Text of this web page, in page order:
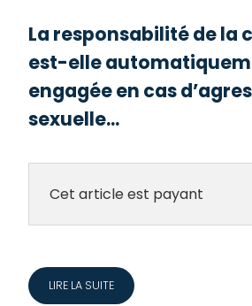
La responsabilité de la
est-elle
engagée en cas
sexuelle...
Cet article est payant
LIRE LA SUITE